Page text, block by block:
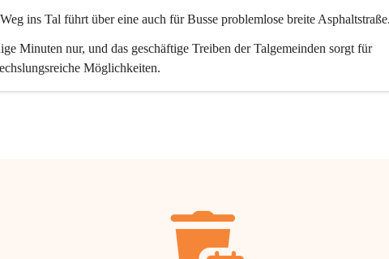
ins Tal führt über eine auch für Busse problemlose breite
Minuten nur, und das geschäftige Treiben der Talgemeinden sorgt für
Möglichkeiten.